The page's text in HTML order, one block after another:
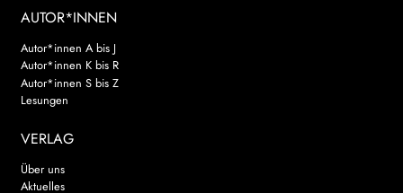
AUTOR*INNEN
Autor*innen A bis J
Autor*innen K bis R
Autor*innen S bis Z
Lesungen
VERLAG
Über uns
Aktuelles